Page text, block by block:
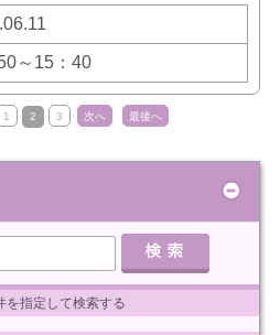
～15：40
1 2 3 次へ 最後へ
を指定して検索する